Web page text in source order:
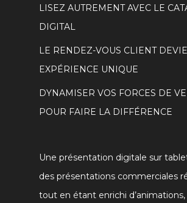
LISEZ AUTREMENT AVEC LE
DIGITAL
LE RENDEZ-VOUS CLIENT
EXPÉRIENCE UNIQUE
DYNAMISER VOS FORCES DE
POUR FAIRE LA DIFFÉRENCE
Une présentation digitale sur
des présentations commerciales
tout en étant enrichi d’animations,